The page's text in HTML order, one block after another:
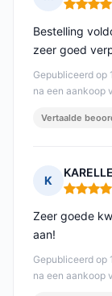
Gepubliceerd op
na een aankoop
Bestelling
zeer goed
Vertaalde
K
Gepubliceerd op
na een aankoop
Zeer goede
aan!